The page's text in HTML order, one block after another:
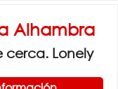
Alhambra
Lonely